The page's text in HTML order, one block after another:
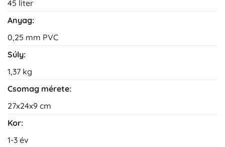
45 liter
Anyag:
0,25 mm PVC
Súly:
1,37 kg
Csomag mérete:
27x24x9 cm
Kor:
1-3 év